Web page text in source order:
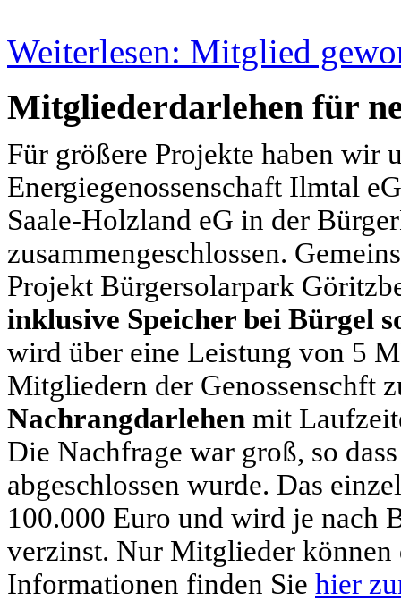
Weiterlesen: Mitglied
Mitgliederdarlehen für
Für größere Projekte haben wir
Energiegenossenschaft Ilmtal
Saale-Holzland eG in der
zusammengeschlossen.
Projekt Bürgersolarpark
inklusive Speicher bei Bürgel
wird über eine Leistung von 5
Mitgliedern der Genossenschft
Nachrangdarlehen mit
Die Nachfrage war groß, so
abgeschlossen wurde. Das
100.000 Euro und wird je nach
verzinst. Nur Mitglieder können
Informationen finden Sie hier